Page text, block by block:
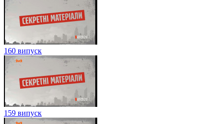
160 випуск
159 випуск